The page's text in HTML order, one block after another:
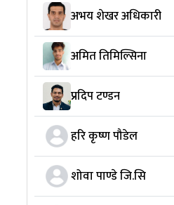
अभय शेखर अधिकारी
अमित तिमिल्सिना
प्रदिप टण्डन
हरि कृष्ण पौडेल
शोवा पाण्डे जि.सि